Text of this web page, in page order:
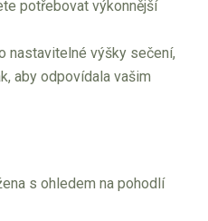
potřebovat výkonnější
nastavitelné výšky sečení,
aby odpovídala vašim
s ohledem na pohodlí